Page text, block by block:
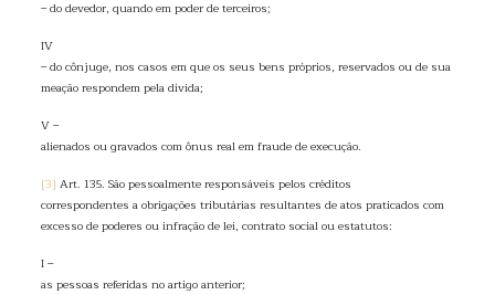
– do devedor, quando em poder de terceiros;
IV
– do cônjuge, nos casos em que os seus bens próprios, reservados ou de sua
meação respondem pela dívida;
V –
alienados ou gravados com ônus real em fraude de execução.
[3] Art. 135. São pessoalmente responsáveis pelos créditos
correspondentes a obrigações tributárias resultantes de atos praticados com
excesso de poderes ou infração de lei, contrato social ou estatutos:
I –
as pessoas referidas no artigo anterior;